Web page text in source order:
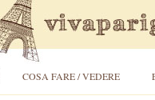
COSA FARE / VEDERE